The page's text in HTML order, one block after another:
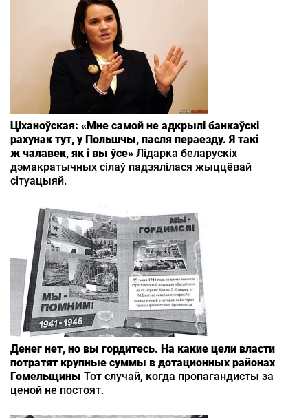
Ціханоўская: «Мне самой не адкрылі банкаўскі
рахунак тут, у Польшчы, пасля пераезду. Я такі
ж чалавек, як і вы ўсе» Лідарка беларускіх
дэмакратычных сілаў падзялілася жыццёвай
сітуацыяй.
Денег нет, но вы гордитесь. На какие цели власти
потратят крупные суммы в дотационных районах
Гомельщины Тот случай, когда пропагандисты за
ценой не постоят.